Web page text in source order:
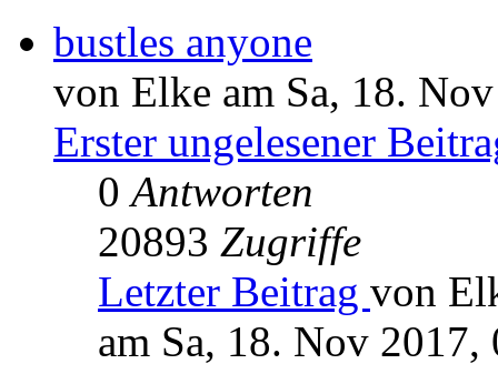
bustles anyone
von Elke am Sa, 18.
Erster ungelesener
0Antworten
20893 Zugriffe
Letzter Beitrag von
am Sa, 18. Nov 2017,